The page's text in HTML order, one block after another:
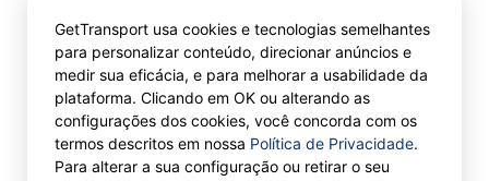
GetTransport usa cookies e tecnologias semelhantes
para personalizar conteúdo, direcionar anúncios e
medir sua eficácia, e para melhorar a usabilidade da
plataforma. Clicando em OK ou alterando as
configurações dos cookies, você concorda com os
termos descritos em nossa Política de Privacidade.
Para alterar a sua configuração ou retirar o seu